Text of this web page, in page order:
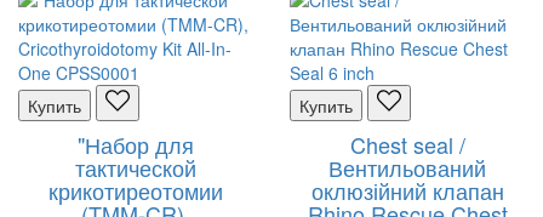
Купить
"Набор для
тактической
крикотиреотомии
Купить
Chest seal /
Вентильований
оклюзійний клапан